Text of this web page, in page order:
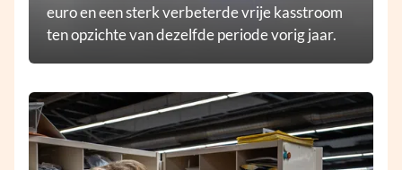
euro en een sterk verbeterde vrije kasstroom
ten opzichte van dezelfde periode vorig jaar.